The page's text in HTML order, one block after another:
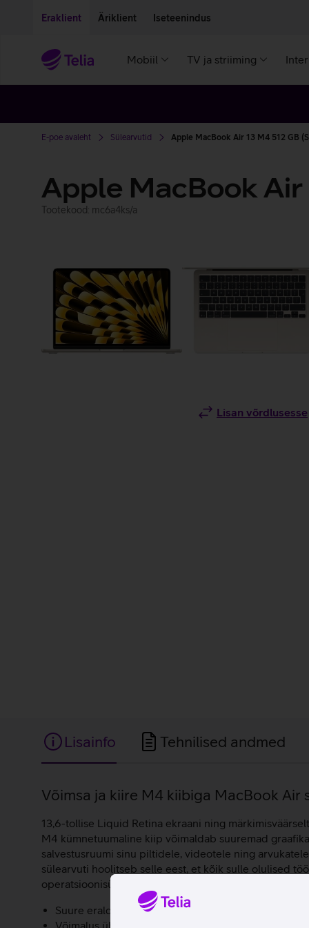
Eraklient Äriklient Iseteenindus
Mobiil TV ja striiming
E-poe avaleht Sülearvutid Apple MacBook Air 13 M4 512 GB
Apple MacBook Air
Tootekood: mc6a4ks/a
Lisan võrdlusesse
Lisainfo Tehnilised andmed
Lisainfo
Võimsa ja kiire M4 kiibiga MacBook Air
13,6-tollise Liquid Retina ekraani ning
M4 kümnetuumaline kiip võimaldab suuremad
salvestusruumi sinu piltidele, videotele ning
sülearvuti hoolitseb selle eest, et kõik sulle olulised
operatsioonisüsteemil.
Suure eraldusvõimega Liquid Retina ekraan, True
Võimalus ühendada arvutiga kuni kaks